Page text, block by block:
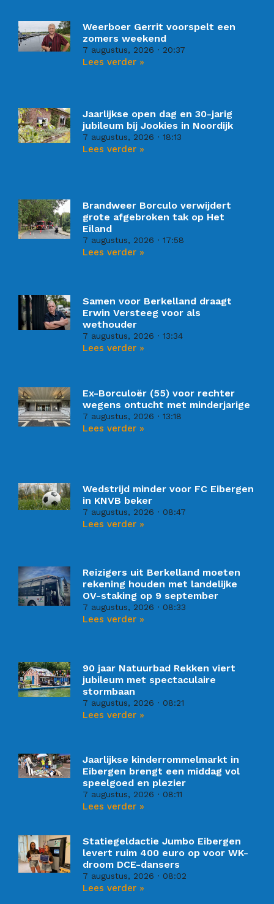
Weerboer Gerrit voorspelt een
zomers weekend
7 augustus, 2026 20:37
Lees verder »
Jaarlijkse open dag en 30-jarig
jubileum bij Jookies in Noordijk
7 augustus, 2026 18:13
Lees verder »
Brandweer Borculo verwijdert
grote afgebroken tak op Het
Eiland
7 augustus, 2026 17:58
Lees verder »
Samen voor Berkelland draagt
Erwin Versteeg voor als
wethouder
7 augustus, 2026 13:34
Lees verder »
Ex-Borculoër (55) voor rechter
wegens ontucht met minderjarige
7 augustus, 2026 13:18
Lees verder »
Wedstrijd minder voor FC Eibergen
in KNVB beker
7 augustus, 2026 08:47
Lees verder »
Reizigers uit Berkelland moeten
rekening houden met landelijke
OV-staking op 9 september
7 augustus, 2026 08:33
Lees verder »
90 jaar Natuurbad Rekken viert
jubileum met spectaculaire
stormbaan
7 augustus, 2026 08:21
Lees verder »
Jaarlijkse kinderrommelmarkt in
Eibergen brengt een middag vol
speelgoed en plezier
7 augustus, 2026 08:11
Lees verder »
Statiegeldactie Jumbo Eibergen
levert ruim 400 euro op voor WK-
droom DCE-dansers
7 augustus, 2026 08:02
Lees verder »